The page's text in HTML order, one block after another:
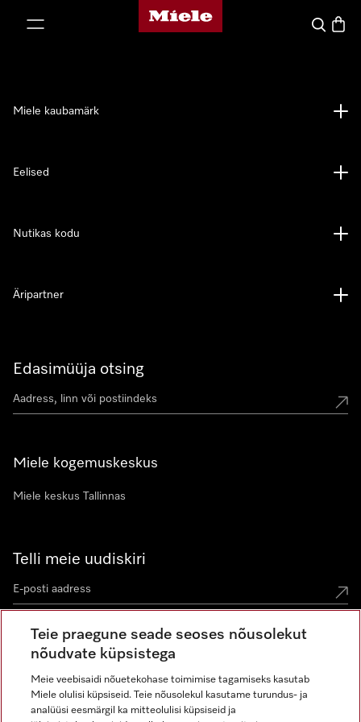
Miele avaleht
Search
Edasimüüja otsing
Miele kogemuskeskus
Miele keskus Tallinnas
Telli meie uudiskiri
Miele kaubamärk
Eelised
Nutikas kodu
Äripartner
Miele Instagramis
Miele Facebookis
Miele Youtube'is
Teie praegune seade seoses nõusolekut
nõudvate küpsistega
Meie veebisaidi nõuetekohase toimimise tagamiseks kasutab
Miele olulisi küpsiseid. Teie nõusolekul kasutame turundus- ja
analüüsi eesmärgil ka mitteolulisi küpsiseid ja